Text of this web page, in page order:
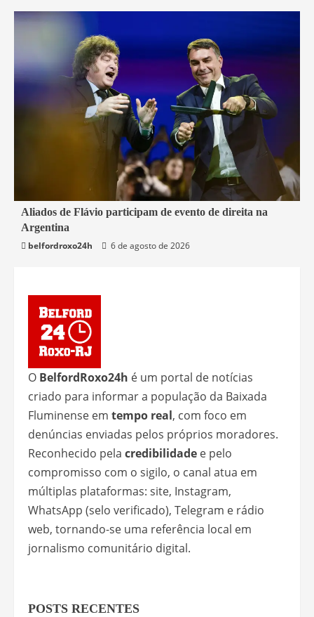
2 min read
Mundo
Aliados de Flávio participam de evento de direita na
Argentina
belfordroxo24h
6 de agosto de 2026
O BelfordRoxo24h é um portal de notícias
criado para informar a população da Baixada
Fluminense em tempo real, com foco em
denúncias enviadas pelos próprios moradores.
Reconhecido pela credibilidade e pelo
compromisso com o sigilo, o canal atua em
múltiplas plataformas: site, Instagram,
WhatsApp (selo verificado), Telegram e rádio
web, tornando-se uma referência local em
jornalismo comunitário digital.
POSTS RECENTES